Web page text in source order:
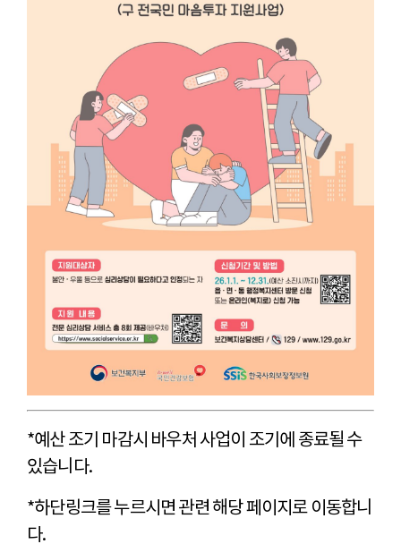
*예산 조기 마감시 바우처 사업이 조기에 종료될 수
있습니다.
*하단링크를 누르시면 관련 해당 페이지로 이동합니
다.